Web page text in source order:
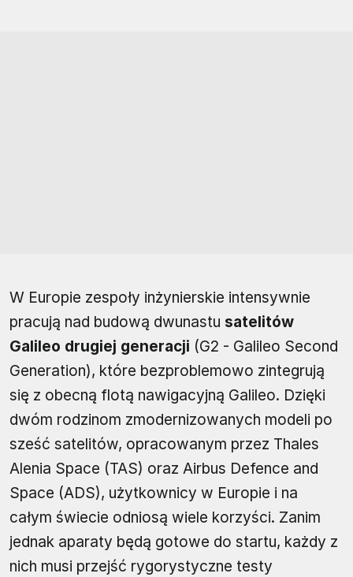
W Europie zespoły inżynierskie intensywnie
pracują nad budową dwunastu satelitów
Galileo drugiej generacji (G2 - Galileo Second
Generation), które bezproblemowo zintegrują
się z obecną flotą nawigacyjną Galileo. Dzięki
dwóm rodzinom zmodernizowanych modeli po
sześć satelitów, opracowanym przez Thales
Alenia Space (TAS) oraz Airbus Defence and
Space (ADS), użytkownicy w Europie i na
całym świecie odniosą wiele korzyści. Zanim
jednak aparaty będą gotowe do startu, każdy z
nich musi przejść rygorystyczne testy